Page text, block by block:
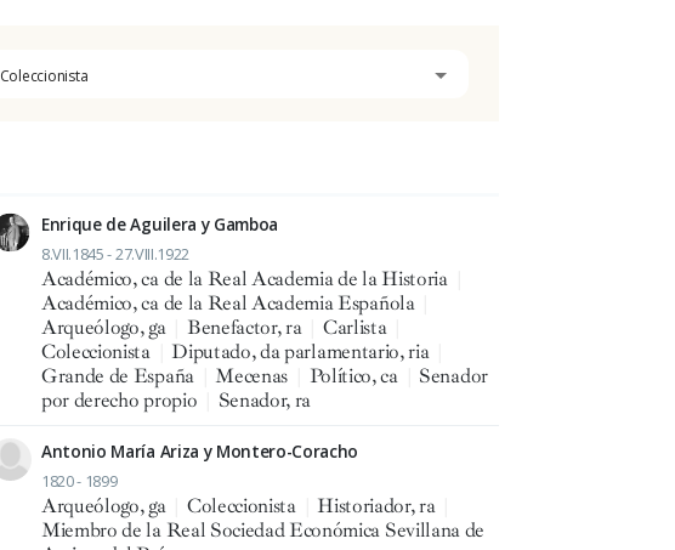
Coleccionista
Enrique de Aguilera y Gamboa
8.VII.1845 - 27.VIII.1922
Académico, ca de la Real Academia de la Historia
Académico, ca de la Real Academia Española
Arqueólogo, ga
Benefactor, ra Carlista
Coleccionista
Diputado, da parlamentario, ria
Grande de España
Mecenas Político, ca
Senador
por derecho propio
Senador, ra
Antonio María Ariza y Montero-Coracho
1820 - 1899
Arqueólogo, ga Coleccionista Historiador, ra
Miembro de la Real Sociedad Económica Sevillana de